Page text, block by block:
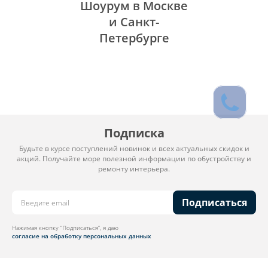
Шоурум в Москве
и Санкт-
Петербурге
Подписка
Будьте в курсе поступлений новинок и всех актуальных скидок и
акций. Получайте море полезной информации по обустройству и
ремонту интерьера.
Подписаться
Нажимая кнопку “Подписаться”, я даю
согласие на обработку персональных данных